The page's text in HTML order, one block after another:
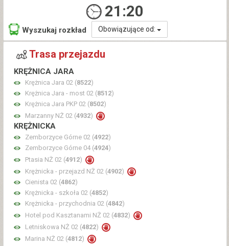
21:20
Wyszukaj rozkład Obowiązujące od:
Trasa przejazdu
KRĘŻNICA JARA
Krężnica Jara 02 (8522)
Krężnica Jara - most 02 (8512)
Krężnica Jara PKP 02 (8502)
Marzanny NŻ 02 (4932)
KRĘŻNICKA
Zemborzyce Górne 02 (4922)
Zemborzyce Górne 04 (4924)
Ptasia NŻ 02 (4912)
Krężnicka - przejazd NŻ 02 (4902)
Cienista 02 (4862)
Krężnicka - szkoła 02 (4852)
Krężnicka - przychodnia 02 (4842)
Hotel pod Kasztanami NŻ 02 (4832)
Letniskowa NŻ 02 (4822)
Marina NŻ 02 (4812)